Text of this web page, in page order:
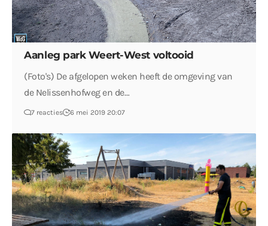
Aanleg park Weert-West voltooid
(Foto's) De afgelopen weken heeft de omgeving van
de Nelissenhofweg en de…
7 reacties 6 mei 2019 20:07